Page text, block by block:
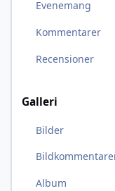
Evenemang
Kommentarer
Recensioner
Galleri
Bilder
Album